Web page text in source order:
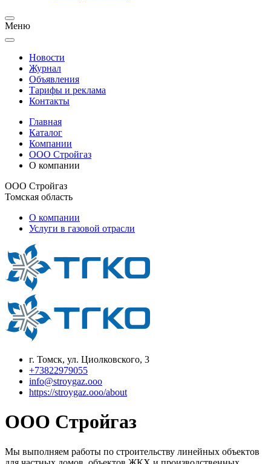
Меню
Новости
Журнал
Объявления
Тарифы и реклама
Контакты
Главная
Каталог
Компании
ООО Стройгаз
О компании
ООО Стройгаз
Томская область
О компании
Услуги в газовой отрасли
г. Томск, ул. Циолковского, 3
+73822979055
info@stroygaz.ooo
https://stroygaz.ooo/about
ООО Стройгаз
Мы выполняем работы по строительству линейных объектов